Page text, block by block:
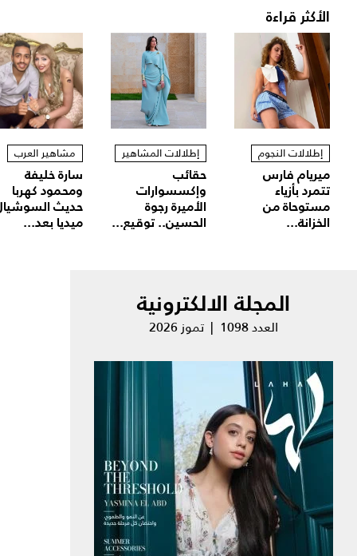
الأكثر قراءة
إطلالات النجوم
ميريام فارس
تتمرد بأزياء
مستوحاة من
الخزانة...
إطلالات المشاهير
حقائب
وإكسسوارات
الأميرة رجوة
الحسين.. توقيع...
مشاهير العرب
سارة خليفة
ومحمود كهربا
حديث
ميديا بعد...
المجلة الالكترونية
العدد 1098 | تموز 2026